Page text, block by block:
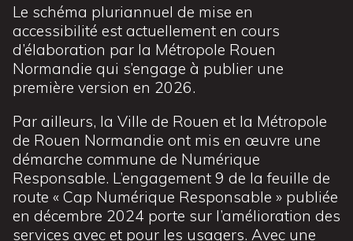
Le schéma pluriannuel de mise en
accessibilité est actuellement en cours
d’élaboration par la Métropole Rouen
Normandie qui s’engage à publier une
première version en 2026.
Par ailleurs, la Ville de Rouen et la Métropole
de Rouen Normandie ont mis en œuvre une
démarche commune de Numérique
Responsable. L’engagement 9 de la feuille de
route « Cap Numérique Responsable » publiée
en décembre 2024 porte sur l’amélioration des
services avec et pour les usagers. Avec une